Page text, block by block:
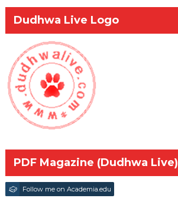
Dudhwa Live Logo
PDF Magazine (Dudhwa Live)
Follow me on Academia.edu